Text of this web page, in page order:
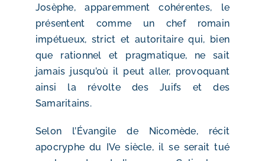
Josèphe, apparemment cohérentes, le
présentent comme un chef romain
impétueux, strict et autoritaire qui, bien
que rationnel et pragmatique, ne sait
jamais jusqu’où il peut aller, provoquant
ainsi la révolte des Juifs et des
Samaritains.
Selon l’Évangile de Nicomède, récit
apocryphe du IVe siècle, il se serait tué